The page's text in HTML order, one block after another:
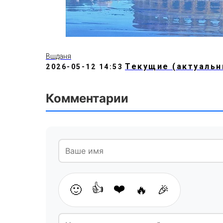
Вшданя
2026-05-12 14:53 Текущие
Комментарии
🙂 👍 ❤️ 🔥 🎉